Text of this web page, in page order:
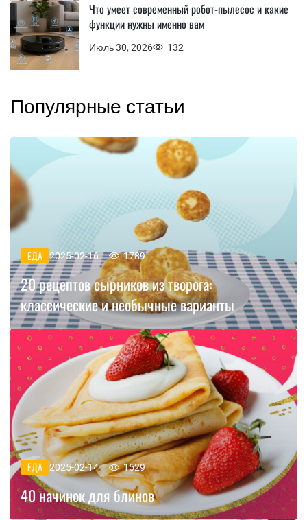
Июль 30, 2026 132
Что умеет современный робот-пылесос и какие
функции нужны именно вам
Популярные статьи
ЕДА 2025-02-16 1789
20 рецептов сырников из творога:
классические и необычные варианты
ЕДА 2025-02-14 1529
40 начинок для блинов